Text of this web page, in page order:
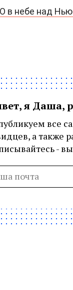
в небе над
я Даша,
все
а также
-